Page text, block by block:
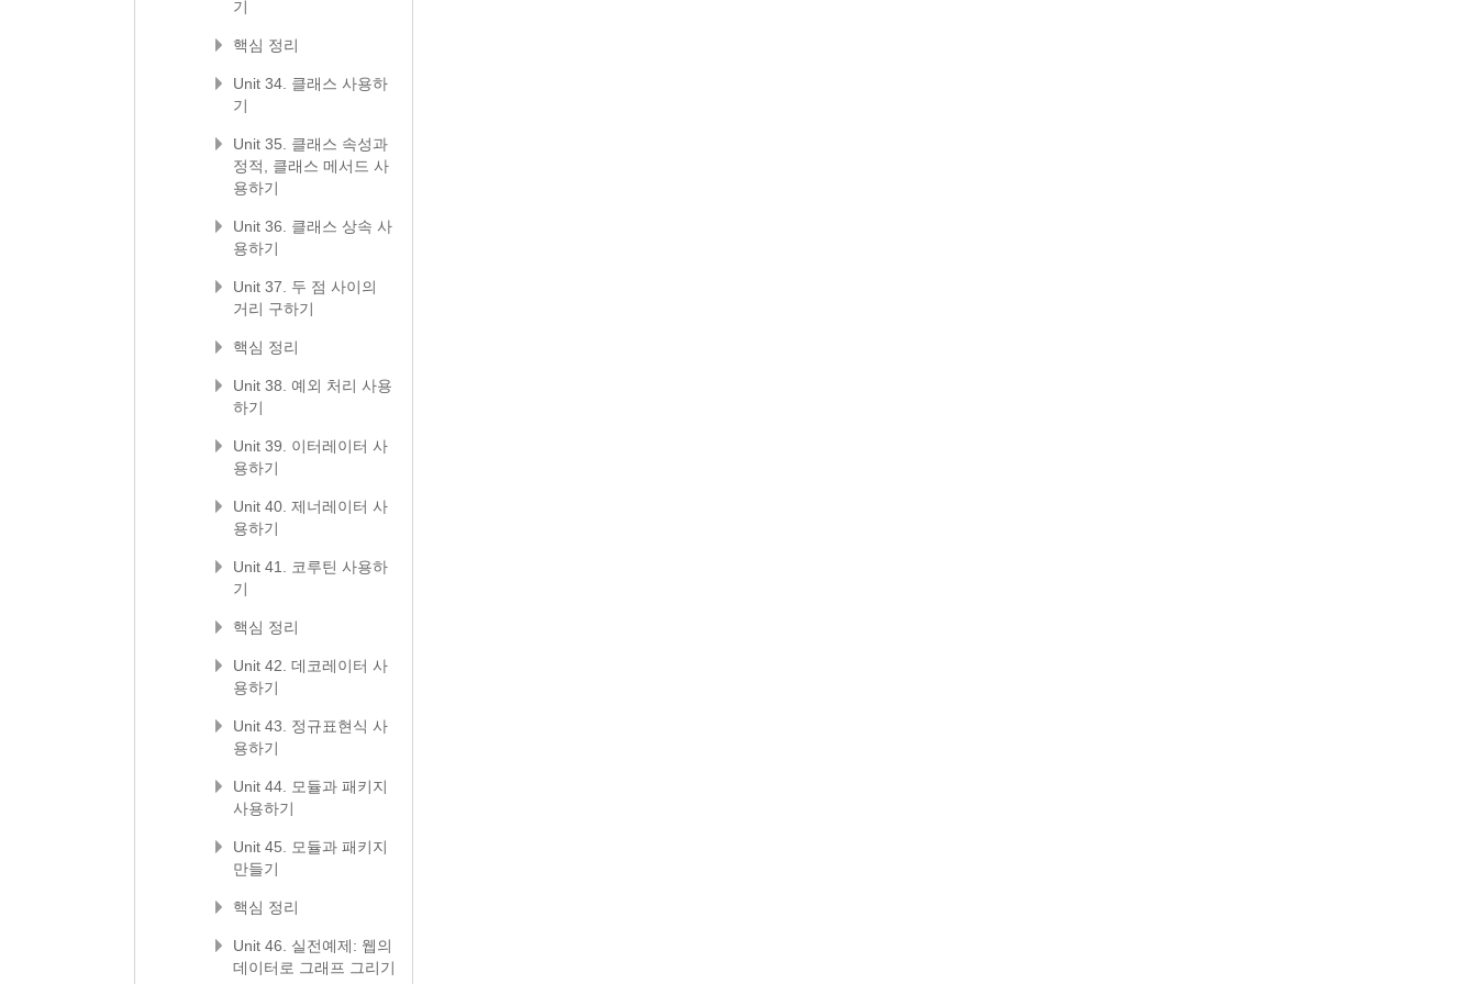
기
핵심 정리
Unit 34. 클래스 사용하
기
Unit 35. 클래스 속성과
정적, 클래스 메서드 사
용하기
Unit 36. 클래스 상속 사
용하기
Unit 37. 두 점 사이의
거리 구하기
핵심 정리
Unit 38. 예외 처리 사용
하기
Unit 39. 이터레이터 사
용하기
Unit 40. 제너레이터 사
용하기
Unit 41. 코루틴 사용하
기
핵심 정리
Unit 42. 데코레이터 사
용하기
Unit 43. 정규표현식 사
용하기
Unit 44. 모듈과 패키지
사용하기
Unit 45. 모듈과 패키지
만들기
핵심 정리
Unit 46. 실전예제: 웹의
데이터로 그래프 그리기